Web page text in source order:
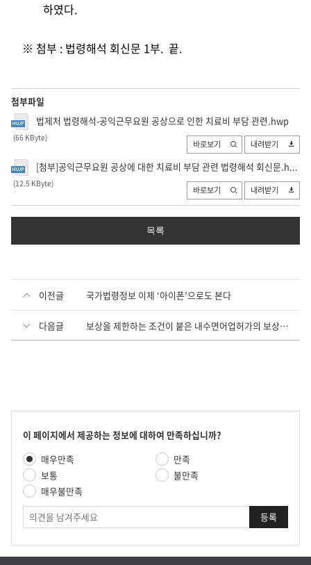
하였다.
※ 첨부 : 법령해석 회신문 1부. 끝.
첨부파일
법제처 법령해석-공익근무요원 공상으로 인한 치료비 부담 관련.hwp
(66 KByte)
바로보기 내려받기
[첨부]공익근무요원 공상에 대한 치료비 부담 관련 법령해석 회신문.h...
(12.5 KByte)
바로보기 내려받기
목록
이전글 국가법령정보 이제 ‘아이폰’으로도 본다
다음글 보상을 제한하는 조건이 붙은 내수면어업허가의 보상청구 관련 법령해석
콘
츠
만
족
도
조
사
이 페이지에서 제공하는 정보에 대하여 만족하십니까?
만
족
도
평
가
매우만족
만족
보통
불만족
매우불만족
견